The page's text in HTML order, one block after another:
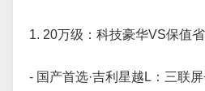
1. 20万级：科技豪华VS保值
- 国产首选·吉利星越L：三联